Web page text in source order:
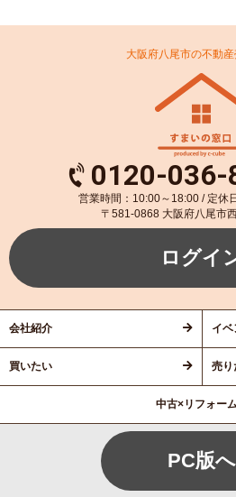
大阪府八尾市の不動
0120-036-
営業時間：10:00～18:00 / 定休
〒581-0868 大阪府八尾市
ログイ
会社紹介 イベ
買いたい 売り
中古×リフォー
PC版へ